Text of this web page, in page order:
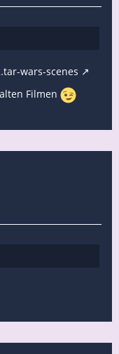
wars-scenes
Filmen